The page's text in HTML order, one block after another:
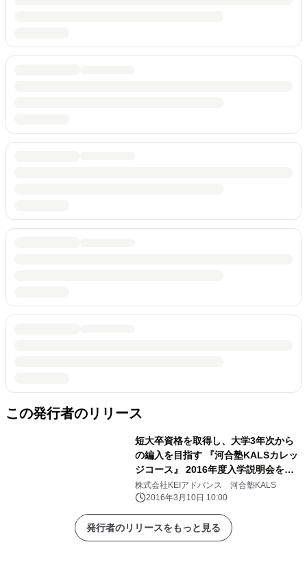
この発行者のリリース
短大卒資格を取得し、大学3年次から
の編入を目指す 『河合塾KALSカレッ
ジコース』 2016年度入学説明会を東
京・大阪で開催
株式会社KEIアドバンス 河合塾KALS
2016年3月10日 10:00
発行者のリリースをもっと見る